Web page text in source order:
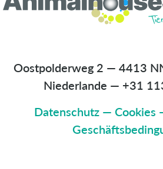
Oostpolderweg 2 — 4413
Niederlande — +31
Datenschutz — Cookies